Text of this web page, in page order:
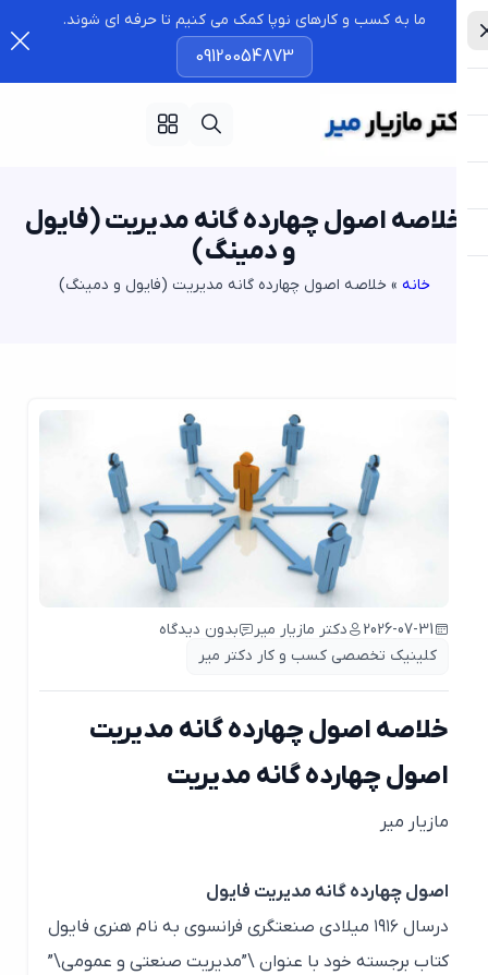
ما به کسب و کارهای نوپا کمک می کنیم تا حرفه ای شوند.
09120054873
اصول چهارده گانه مدیریت (فایول
و دمینگ)
»خلاصه اصول چهارده گانه مدیریت (فایول و دمینگ)
2026-07-31 دکتر مازیار میر
بدون دیدگاه
کلینیک تخصصی کسب و کار دکتر میر
خلاصه اصول چهارده گانه مدیریت
اصول چهارده گانه مدیریت
مازیار میر
اصول چهارده گانه مدیریت فایول
درسال ۱۹۱۶ میلادی صنعتگری فرانسوی به نام هنری فایول
کتاب برجسته خود با عنوان \”مدیریت صنعتی و عمومی\”